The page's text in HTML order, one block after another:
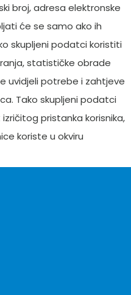
broj, adresa elektronske
će se samo ako ih
skupljeni podatci koristiti
statističke obrade
uvidjeli potrebe i zahtjeve
Tako skupljeni podatci
pristanka korisnika,
koriste u okviru